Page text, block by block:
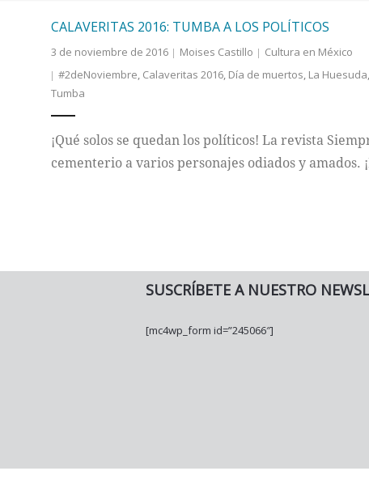
CALAVERITAS 2016: TUMBA A LOS POLÍTICOS
3 de noviembre de 2016 Moises Castillo
Cultura en México
#2deNoviembre, Calaveritas 2016, Día de muertos, La Huesuda,
Tumba
¡Qué solos se quedan los políticos! La revista
cementerio a varios personajes odiados y amados.
SUSCRÍBETE A NUESTRO
[mc4wp_form id=”245066″]